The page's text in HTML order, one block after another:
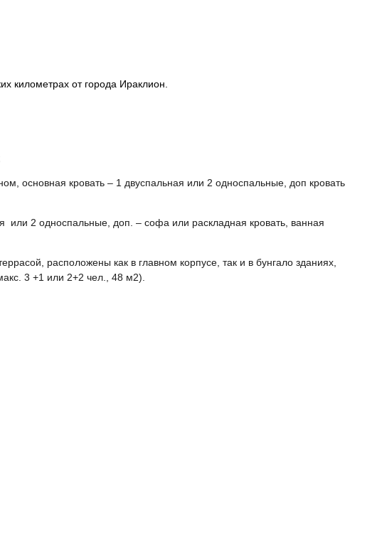
километрах от города Ираклион.
основная кровать – 1 двуспальная или 2 односпальные, доп кровать
или 2 односпальные, доп. – софа или раскладная кровать, ванная
расположены как в главном корпусе, так и в бунгало зданиях,
3 +1 или 2+2 чел., 48 м2).